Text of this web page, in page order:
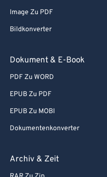
Image Zu PDF
Bildkonverter
Dokument & E-Book
PDF Zu WORD
EPUB Zu PDF
EPUB Zu MOBI
Dokumentenkonverter
Archiv & Zeit